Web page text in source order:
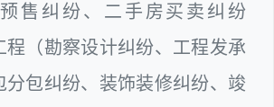
售纠纷、二手房买卖纠纷
程（勘察设计纠纷、工程发承
分包纠纷、装饰装修纠纷、竣